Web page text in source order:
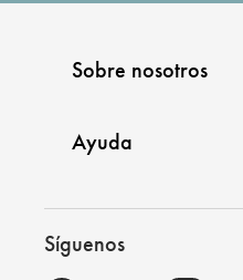
Sobre nosotros
Ayuda
Síguenos